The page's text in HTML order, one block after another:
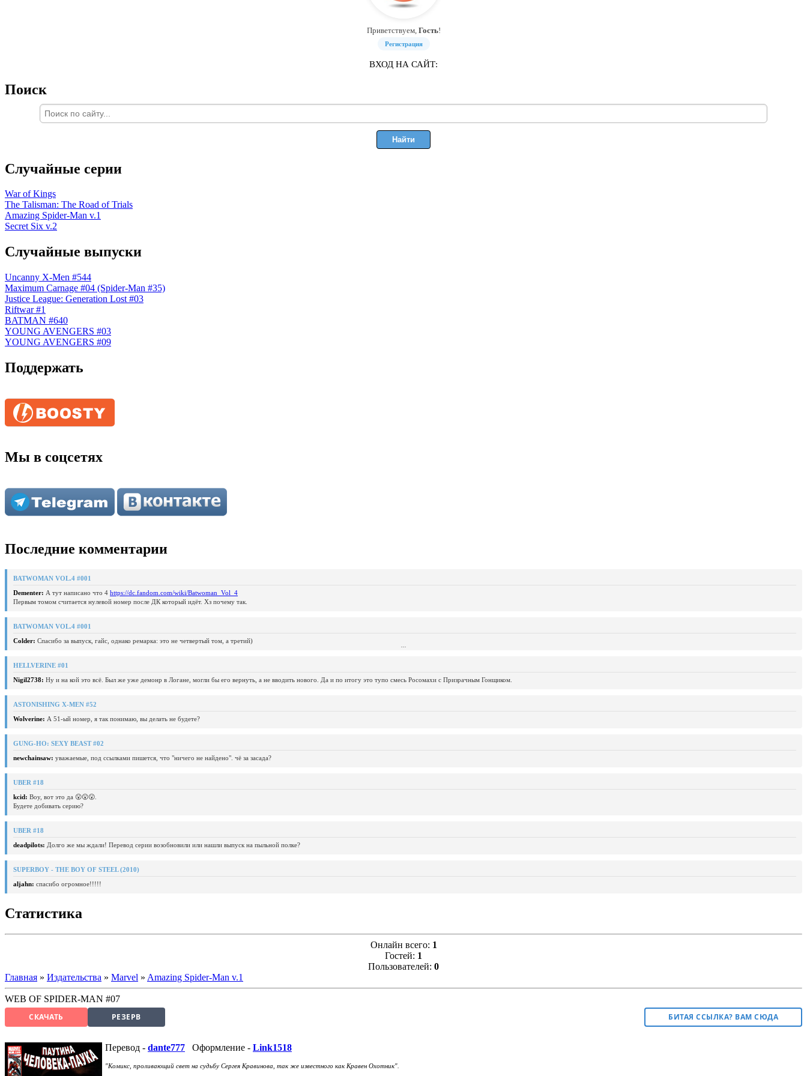
Приветствуем, Гость!
Регистрация
ВХОД НА САЙТ:
Поиск
Случайные серии
War of Kings
The Talisman: The Road of Trials
Amazing Spider-Man v.1
Secret Six v.2
Случайные выпуски
Uncanny X-Men #544
Maximum Carnage #04 (Spider-Man #35)
Justice League: Generation Lost #03
Riftwar #1
BATMAN #640
YOUNG AVENGERS #03
YOUNG AVENGERS #09
Поддержать
Мы в соцсетях
Последние комментарии
BATWOMAN VOL.4 #001
Dementer: А тут написано что 4 https://dc.fandom.com/wiki/Batwoman_Vol_4
Первым томом считается нулевой номер после ДК который идёт. Хз почему так.
BATWOMAN VOL.4 #001
Colder: Спасибо за выпуск, гайс, однако ремарка: это не четвертый том, а третий)
HELLVERINE #01
Nigil2738: Ну и на кой это всё. Был же уже демонр в Логане, могли бы его вернуть, а не вводить нового. Да и по итогу это тупо смесь Росомахи с Призрачным Гонщиком.
ASTONISHING X-MEN #52
Wolverine: А 51-ый номер, я так понимаю, вы делать не будете?
GUNG-HO: SEXY BEAST #02
newchainsaw: уважаемые, под ссылками пишется, что "ничего не найдено". чё за засада?
UBER #18
kcid: Воу, вот это да 😮😮😮.
Будете добивать серию?
UBER #18
deadpilots: Долго же мы ждали! Перевод серии возобновили или нашли выпуск на пыльной полке?
SUPERBOY - THE BOY OF STEEL (2010)
aljahn: спасибо огромное!!!!!
Статистика
Онлайн всего: 1
Гостей: 1
Пользователей: 0
Главная » Издательства » Marvel » Amazing Spider-Man v.1
WEB OF SPIDER-MAN #07
СКАЧАТЬ
РЕЗЕРВ БИТАЯ ССЫЛКА? ВАМ СЮДА
Перевод - dante777 Оформление - Link1518
"Комикс, проливающий свет на судьбу Сергея Кравинова, так же известного как Кравен Охотник".